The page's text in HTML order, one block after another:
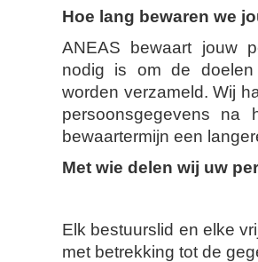
Hoe lang bewaren we
ANEAS bewaart jouw
nodig is om de doelen
worden verzameld. Wij
persoonsgegevens na
bewaartermijn een
Met wie delen wij uw
Elk bestuurslid en elke
met betrekking tot de